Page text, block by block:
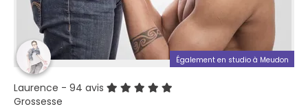
Également en studio à Meudon
Laurence - 94 avis
Grossesse